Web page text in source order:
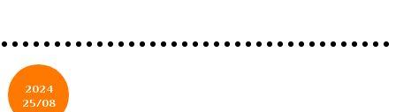
2024
25/08